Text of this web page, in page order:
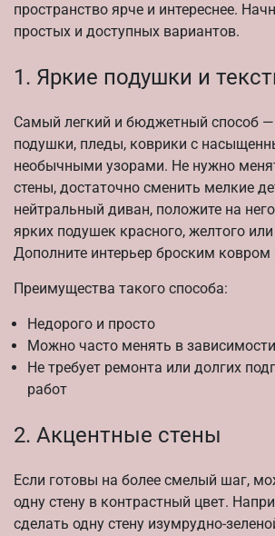
пространство ярче и интереснее.
простых и доступных вариантов.
1. Яркие подушки и
Самый легкий и бюджетный способ —
подушки, пледы, коврики с
необычными узорами. Не нужно
стены, достаточно сменить мелкие
нейтральный диван, положите на
ярких подушек красного, желтого или
Дополните интерьер броским
Преимущества такого способа:
Недорого и просто
Можно часто менять в
Не требует ремонта или долгих
работ
2. Акцентные стены
Если готовы на более смелый шаг,
одну стену в контрастный цвет.
сделать одну стену изумрудно-